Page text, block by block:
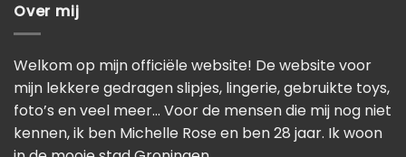
Over mij
Welkom op mijn officiële website! De website voor
mijn lekkere gedragen slipjes, lingerie, gebruikte toys,
foto’s en veel meer… Voor de mensen die mij nog niet
kennen, ik ben Michelle Rose en ben 28 jaar. Ik woon